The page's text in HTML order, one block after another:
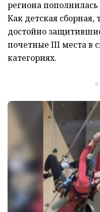
региона
Как детская сборная,
достойно
почетные III места в
категориях.